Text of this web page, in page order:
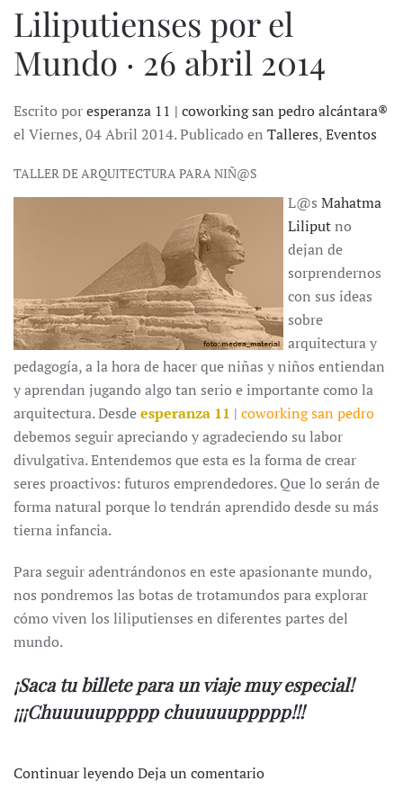
Liliputienses por el
Mundo · 26 abril 2014
Escrito poresperanza 11 | coworking san pedro alcántara®
el Viernes, 04 Abril 2014. Publicado en Talleres,Eventos
TALLER DE ARQUITECTURA PARA NIÑ@S
L@s Mahatma
Liliputno
dejan de
sorprendernos
con sus ideas
sobre
arquitectura y
pedagogía, a la hora de hacer que niñas y niños entiendan
y aprendan jugando algo tan serio e importante como la
arquitectura. Desdeesperanza 11 | coworking san pedro
debemos seguir apreciando y agradeciendo su labor
divulgativa. Entendemos que esta es la forma de crear
seres proactivos: futuros emprendedores. Que lo serán de
forma natural porque lo tendrán aprendido desde su más
tierna infancia.
Para seguir adentrándonos en este apasionante mundo,
nos pondremos las botas de trotamundos para explorar
cómo viven los liliputienses en diferentes partes del
mundo.
¡Saca tu billete para un viaje muy especial!
¡¡¡Chuuuuuppppp chuuuuuppppp!!!
Continuar leyendoDeja un comentario